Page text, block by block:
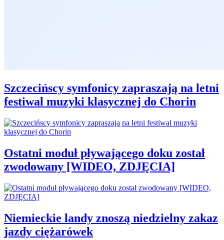
Szczecińscy symfonicy zapraszają na letni
festiwal muzyki klasycznej do Chorin
Ostatni moduł pływającego doku został
zwodowany [WIDEO, ZDJĘCIA]
Niemieckie landy znoszą niedzielny zakaz
jazdy ciężarówek